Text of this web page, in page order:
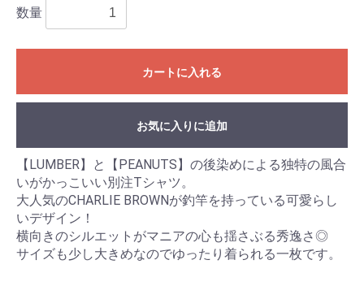
数量
カートに入れる
お気に入りに追加
【LUMBER】と【PEANUTS】の後染めによる独特の風合
いがかっこいい別注Tシャツ。
大人気のCHARLIE BROWNが釣竿を持っている可愛らし
いデザイン！
横向きのシルエットがマニアの心も揺さぶる秀逸さ◎
サイズも少し大きめなのでゆったり着られる一枚です。